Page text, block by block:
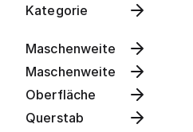
Kategorie
Maschenweite
Maschenweite
Oberfläche
Querstab